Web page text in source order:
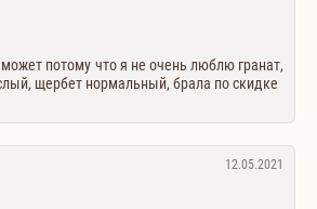
потому что я не очень люблю гранат,
щербет нормальный, брала по скидке
12.05.2021